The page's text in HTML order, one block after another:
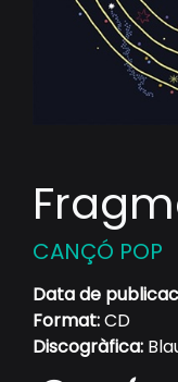
CANÇÓ POP
Data de
Format:CD
Discogràfica: